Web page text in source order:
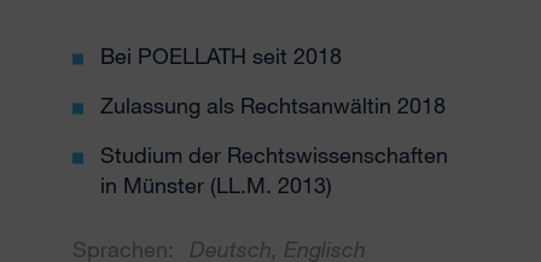
Bei POELLATH seit 2018
Zulassung als Rechtsanwältin 2018
Studium der Rechtswissenschaften
in Münster (LL.M. 2013)
Sprachen: Deutsch, Englisch